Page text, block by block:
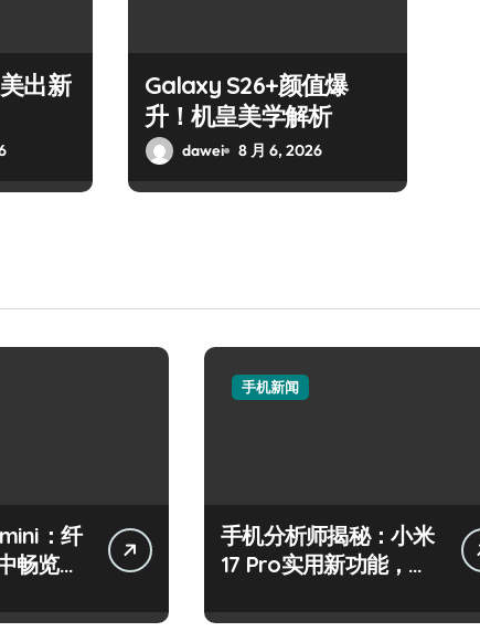
出新
Galaxy S26+颜值爆
升！机皇美学解析
dawei 8 月 6, 2026
：纤
畅览海
手机新闻
手机分析师揭秘：小米
17 Pro实用新功能，抢